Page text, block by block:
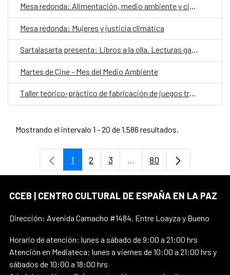
Mesa redonda: Alimentación, medio ambiente y ciudadanía
Mesa redonda: Mujeres y justicia climática
Sartalasarta presenta: Libros a la olla. Lecturas gastronómicas a domicilio
Martes de Cine - Mes del Medio Ambiente
Taller teórico-práctico de fabricación de juegos tradicionales
Mostrando el intervalo 1 - 20 de 1.586 resultados.
Página
1 Página
2 Página
3 ...Páginas intermedias
Página
80
CCEB | CENTRO CULTURAL DE ESPAÑA EN LA PAZ
Dirección: Avenida Camacho #1484. Entre Loayza y Bueno
Horario de atención: lunes a sábado de 9:00 a 21:00 hrs
Atención en Mediateca: lunes a viernes de 10:00 a 21:00 hrs y
sábados de 10:00 a 18:00 hrs